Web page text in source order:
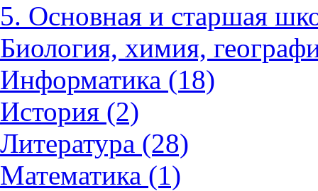
5. Основная и старшая
Биология, химия,
Информатика (18)
История (2)
Литература (28)
Математика (1)